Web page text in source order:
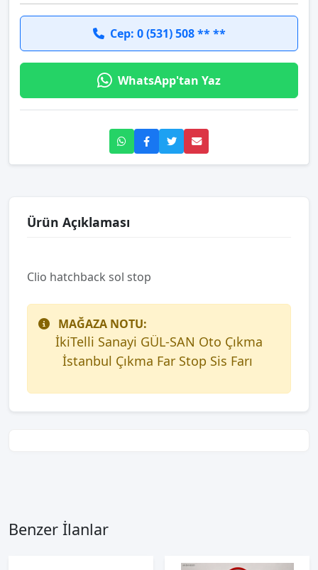
Cep: 0 (531) 508 ** **
WhatsApp'tan Yaz
Ürün Açıklaması
Clio hatchback sol stop
MAĞAZA NOTU:
İkiTelli Sanayi GÜL-SAN Oto Çıkma
İstanbul Çıkma Far Stop Sis Farı
Benzer İlanlar